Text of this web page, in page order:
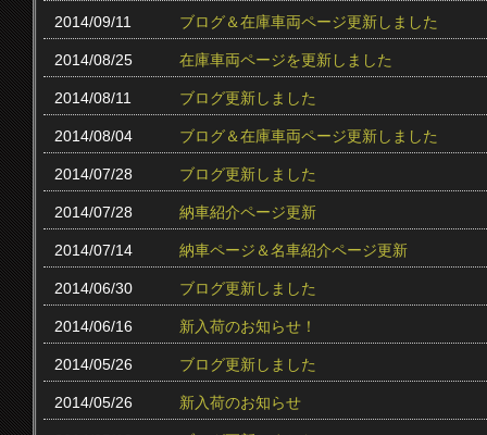
2014/09/11 ブログ＆在庫車両ページ更新しました
2014/08/25 在庫車両ページを更新しました
2014/08/11 ブログ更新しました
2014/08/04 ブログ＆在庫車両ページ更新しました
2014/07/28 ブログ更新しました
2014/07/28 納車紹介ページ更新
2014/07/14 納車ページ＆名車紹介ページ更新
2014/06/30 ブログ更新しました
2014/06/16 新入荷のお知らせ！
2014/05/26 ブログ更新しました
2014/05/26 新入荷のお知らせ